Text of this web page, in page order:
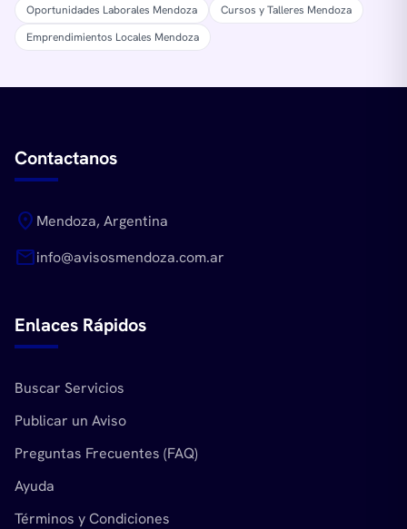
Oportunidades Laborales Mendoza
Cursos y Talleres Mendoza
Emprendimientos Locales Mendoza
Contactanos
location_on Mendoza, Argentina
mailinfo@avisosmendoza.com.ar
Enlaces Rápidos
Buscar Servicios
Publicar un Aviso
Preguntas Frecuentes (FAQ)
Ayuda
Términos y Condiciones